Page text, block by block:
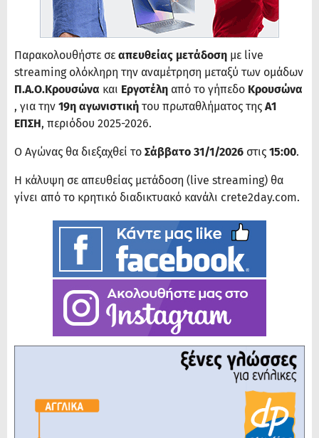
Παρακολουθήστε σε απευθείας μετάδοση με live
streaming ολόκληρη την αναμέτρηση μεταξύ των ομάδων
Π.Α.Ο.Κρουσώνα και Εργοτέλη από το γήπεδο Κρουσώνα​
, για την 19η αγωνιστική του πρωταθλήματος της Α1
ΕΠΣΗ, περιόδου 2025-2026.
Ο Αγώνας θα διεξαχθεί το Σάββατο 31/1/2026 στις 15:00.
Η κάλυψη σε απευθείας μετάδοση (live streaming) θα
γίνει από το κρητικό διαδικτυακό κανάλι crete2day.com.